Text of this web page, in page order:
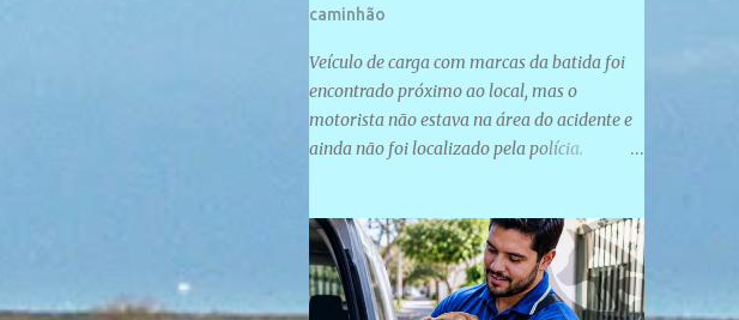
caminhão
Veículo de carga com marcas da batida foi
encontrado próximo ao local, mas o
motorista não estava na área do acidente e
ainda não foi localizado pela polícia.
Divulgação/PMPI João Pedro de Sousa
Santos morreu na manhã desta sexta-feira
(31) em um acidente na PI-247, na zona